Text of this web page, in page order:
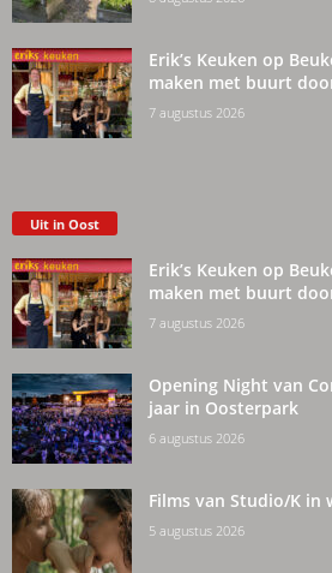
Erik’s Keuken op
maken met buurt
7 augustus 2026
Uit in Oost
Erik’s Keuken op
maken met buurt
7 augustus 2026
Opening Night van
jaar in Oosterpark
6 augustus 2026
Films van Studio/K in
5 augustus 2026